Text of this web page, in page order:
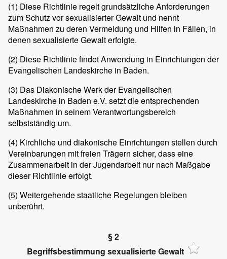
(1) Diese Richtlinie regelt grundsätzliche Anforderungen
zum Schutz vor sexualisierter Gewalt und nennt
Maßnahmen zu deren Vermeidung und Hilfen in Fällen, in
denen sexualisierte Gewalt erfolgte.
(2) Diese Richtlinie findet Anwendung in Einrichtungen der
Evangelischen Landeskirche in Baden.
(3) Das Diakonische Werk der Evangelischen
Landeskirche in Baden e.V. setzt die entsprechenden
Maßnahmen in seinem Verantwortungsbereich
selbstständig um.
(4) Kirchliche und diakonische Einrichtungen stellen durch
Vereinbarungen mit freien Trägern sicher, dass eine
Zusammenarbeit in der Jugendarbeit nur nach Maßgabe
dieser Richtlinie erfolgt.
(5) Weitergehende staatliche Regelungen bleiben
unberührt.
§ 2
Begriffsbestimmung sexualisierte Gewalt